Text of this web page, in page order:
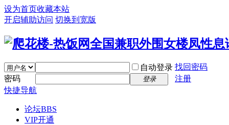
设为首页收藏本站
开启辅助访问 切换到宽版
自动登录 找回密码
密码
登录
注册
快捷导航
论坛BBS
VIP开通